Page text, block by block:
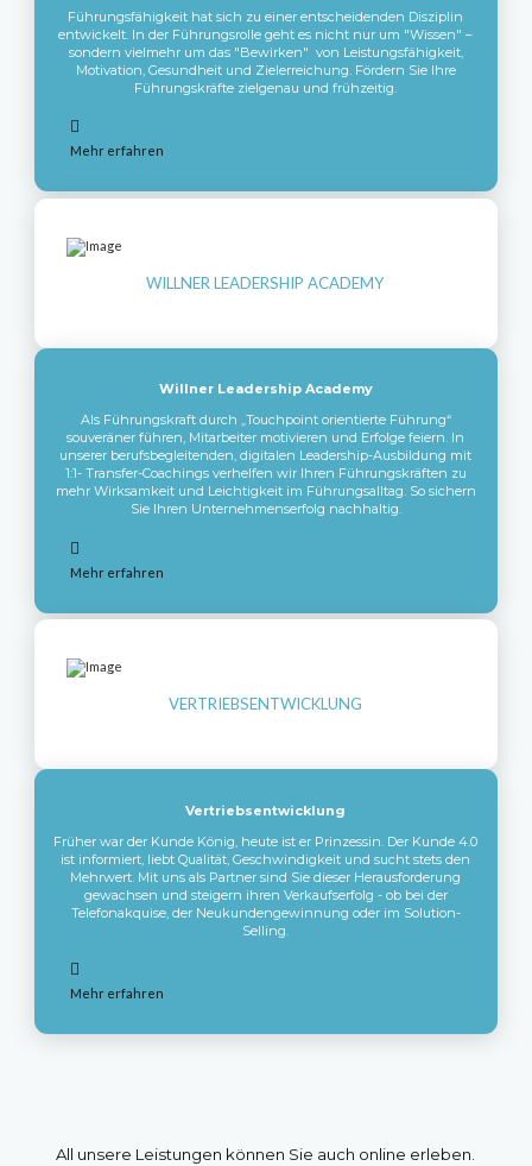
Führungsfähigkeit hat sich zu einer entscheidenden Disziplin
entwickelt. In der Führungsrolle geht es nicht nur um "Wissen" –
sondern vielmehr um das "Bewirken" von Leistungsfähigkeit,
Motivation, Gesundheit und Zielerreichung. Fördern Sie Ihre
Führungskräfte zielgenau und frühzeitig.
Mehr erfahren
WILLNER LEADERSHIP ACADEMY
Willner Leadership Academy
Als Führungskraft durch „Touchpoint orientierte Führung“
souveräner führen, Mitarbeiter motivieren und Erfolge feiern. In
unserer berufsbegleitenden, digitalen Leadership-Ausbildung mit
1:1- Transfer-Coachings verhelfen wir Ihren Führungskräften zu
mehr Wirksamkeit und Leichtigkeit im Führungsalltag. So sichern
Sie Ihren Unternehmenserfolg nachhaltig.
Mehr erfahren
VERTRIEBSENTWICKLUNG
Vertriebsentwicklung
Früher war der Kunde König, heute ist er Prinzessin. Der Kunde 4.0
ist informiert, liebt Qualität, Geschwindigkeit und sucht stets den
Mehrwert. Mit uns als Partner sind Sie dieser Herausforderung
gewachsen und steigern ihren Verkaufserfolg - ob bei der
Telefonakquise, der Neukundengewinnung oder im Solution-
Selling.
Mehr erfahren
All unsere Leistungen können Sie auch online erleben.